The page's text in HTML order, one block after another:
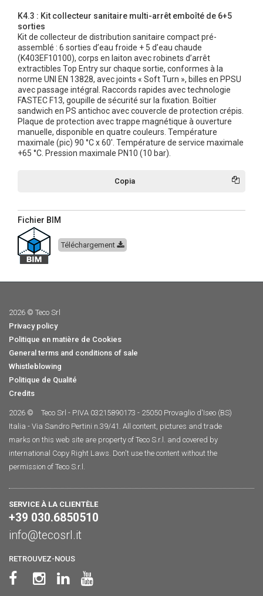
K4.3 : Kit collecteur sanitaire multi-arrêt emboîté de 6+5
sorties
Kit de collecteur de distribution sanitaire compact pré-
assemblé : 6 sorties d’eau froide + 5 d’eau chaude
(K403EF10100), corps en laiton avec robinets d’arrêt
extractibles Top Entry sur chaque sortie, conformes à la
norme UNI EN 13828, avec joints « Soft Turn », billes en PPSU
avec passage intégral. Raccords rapides avec technologie
FASTEC F13, goupille de sécurité sur la fixation. Boîtier
sandwich en PS antichoc avec couvercle de protection crépis.
Plaque de protection avec trappe magnétique à ouverture
manuelle, disponible en quatre couleurs. Température
maximale (pic) 90 °C x 60'. Température de service maximale
+65 °C. Pression maximale PN10 (10 bar).
Copia
Fichier BIM
Téléchargement
2026 © Teco Srl
Privacy policy
Politique en matière de Cookies
General terms and conditions of sale
Whistleblowing
Politique de Qualité
Credits
2026 ©
Teco Srl - P.IVA 03215890173 - 25050 Provaglio d'Iseo (BS)
Italia - Via Sandro Pertini n.39/41. All content, pictures and trade
marks on this web site are property of Teco S.r.l. and covered by
international Copy Right Laws. Don't use the content without the
permission of Teco S.r.l.
SERVICE À LA CLIENTÈLE
+39 030.6850510
info@tecosrl.it
RETROUVEZ-NOUS